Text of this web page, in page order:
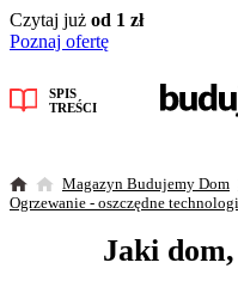
Czytaj już od 1 zł
Poznaj ofertę
SPIS
TREŚCI
Magazyn Budujemy Dom
Ogrzewanie - oszczędne
Jaki